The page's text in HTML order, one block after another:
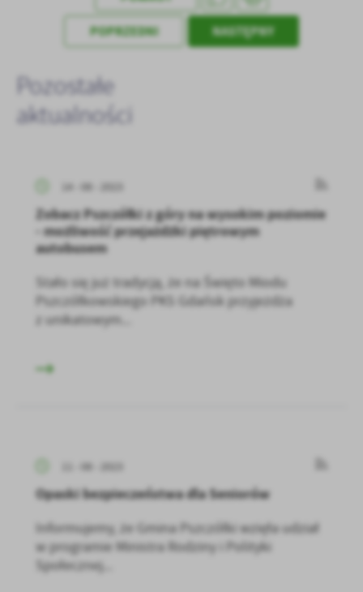
POPRZEDNI NASTĘPNY
Pozostałe
aktualności
14 - 08 - 2023
Zobacz Pszczółki z góry na wysokim poziomie
- możliwość przejażdżki piętrowym
autobusem
Stało się już tradycją, że na Święto Miodu
Pszczółkowskiego PKS Gdańsk przyjeżdża
z unikatowym...
11 - 08 - 2023
Opaski bezpieczeństwa dla Seniorów
Informujemy, że Gmina Pszczółki wzięła udział
w programie Ministra Rodziny i Polityki
Społecznej...